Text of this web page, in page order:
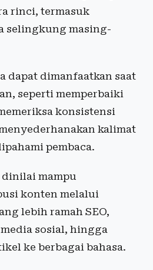
rinci, termasuk
selingkung masing-
dapat dimanfaatkan saat
seperti memperbaiki
konsistensi
kalimat
pembaca.
mampu
konten melalui
lebih ramah SEO,
sosial, hingga
ke berbagai bahasa.